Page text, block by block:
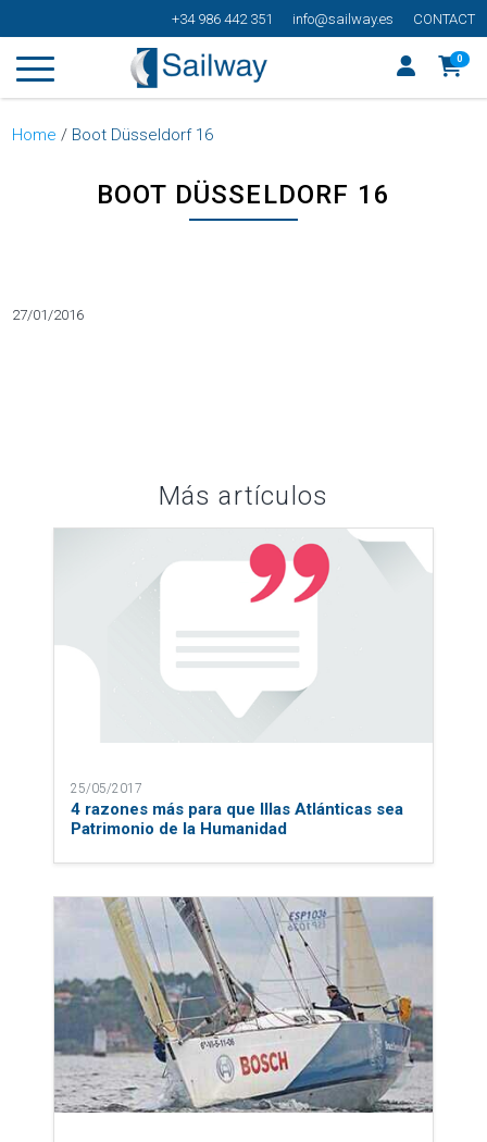
+34 986 442 351 info@sailway.es CONTACT
0
Home / Boot Düsseldorf 16
BOOT DÜSSELDORF 16
Categorías
27/01/2016
Más artículos
25/05/2017
4 razones más para que Illas Atlánticas sea
Patrimonio de la Humanidad